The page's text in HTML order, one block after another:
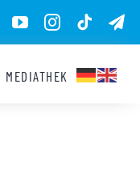
MEDIATHEK